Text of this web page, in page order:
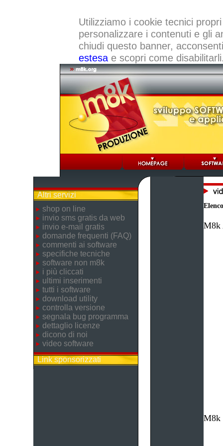
Utilizziamo i cookie tecnici
personalizzare i contenuti e gli
chiudi questo banner,
estesae scopri come
Altri servizi
shop on line
invio sms gratis da web
invio e-mail gratis
domande frequenti (FAQ)
commenti ai software
specifiche tecniche
software non m8k
i più cliccati
ultimi inserimenti
tutti i software
download utility
controlla versione
segnala bug programma
dettaglio licenze
dicono di noi
video software
Link sponsorizzati
M8k
M8k